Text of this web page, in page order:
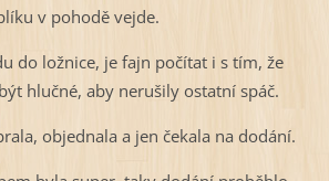
v pohodě vejde.
do ložnice, je fajn počítat i s tím, že
hlučné, aby nerušily ostatní spáč.
objednala a jen čekala na dodání.